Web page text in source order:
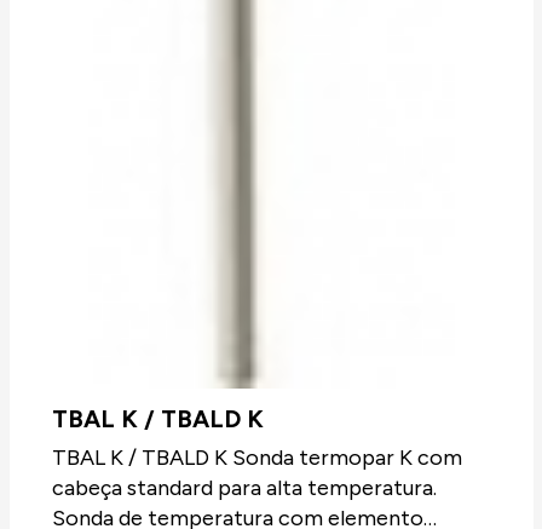
TBAL K / TBALD K
TBAL K / TBALD K Sonda termopar K com
cabeça standard para alta temperatura.
Sonda de temperatura com elemento